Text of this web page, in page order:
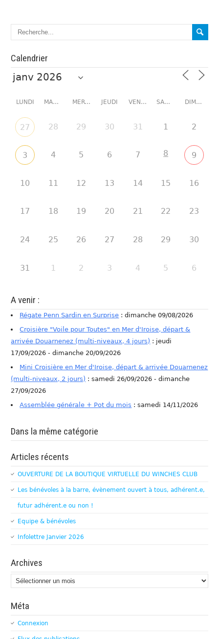
Calendrier
LUNDI MARDI MERCREDI JEUDI VENDREDI SAMEDI DIMANCHE
27 28 29 30 31 1 2
3 4 5 6 7 8 9
10 11 12 13 14 15 16
17 18 19 20 21 22 23
24 25 26 27 28 29 30
31 1 2 3 4 5 6
A venir :
Régate Penn Sardin en Surprise : dimanche 09/08/2026
Croisière "Voile pour Toutes" en Mer d'Iroise, départ &
arrivée Douarnenez (multi-niveaux, 4 jours) : jeudi
17/09/2026 - dimanche 20/09/2026
Mini Croisière en Mer d'Iroise, départ & arrivée Douarnenez
(multi-niveaux, 2 jours) : samedi 26/09/2026 - dimanche
27/09/2026
Assemblée générale + Pot du mois : samedi 14/11/2026
Dans la même catégorie
Articles récents
OUVERTURE DE LA BOUTIQUE VIRTUELLE DU WINCHES CLUB
Les bénévoles à la barre, évènement ouvert à tous, adhérent.e,
futur adhérent.e ou non !
Equipe & bénévoles
Infolettre Janvier 2026
Archives
Archives
Méta
Connexion